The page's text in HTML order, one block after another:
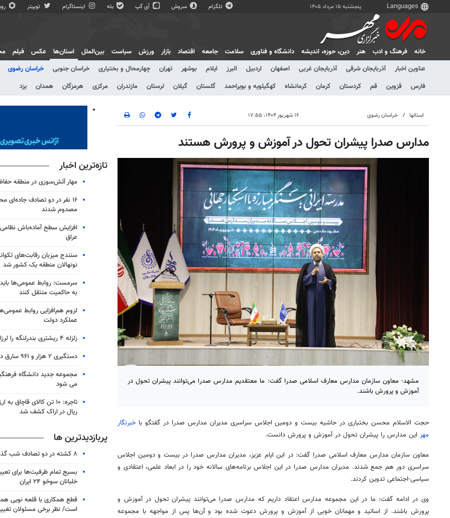
پنجشنبه ۱۵ مرداد ۱۴۰۵ تلگرام سروش آی گپ بله اینستاگرام توییتر
خانه فرهنگ و ادب هنر دين، حوزه، انديشه دانشگاه و فناوری سلامت جامعه اقتصاد بازار ورزش سیاست بین‌الملل
استان‌ها
عناوین اخبار
آذربایجان شرقی آذربایجان غربی اصفهان اردبیل البرز ایلام بوشهر تهران چهارمحال و بختیاری خراسان جنوبی خراسان رضوی
فارس
قزوین قم کردستان کرمان کرمانشاه کهگیلویه و بویراحمد گلستان گیلان لرستان مازندران مرکزی هرمزگان همدان یزد
عکس فیلم
استانها خراسان رضوی ۱۶ شهریور ۱۴۰۴، ۱۷:۵۵
مدارس صدرا پیشران تحول در آموزش و پرورش هستند
مشهد- معاون سازمان مدارس معارف اسلامی صدرا گفت: ما معتقدیم مدارس صدرا می‌توانند پیشران تحول در
آموزش و پرورش باشند.
حجت الاسلام محسن بختیاری در حاشیه بیست و دومین اجلاس سراسری مدیران مدارس صدرا در گفتگو با خبرنگار
مهر این مدارس را پیشران تحول در آموزش و پرورش دانست.
معاون سازمان مدارس معارف اسلامی صدرا گفت: در این ایام عزیز، مدیران مدارس صدرا در بیست و دومین اجلاس
سراسری دور هم جمع شدند. مدیران مدارس صدرا در این اجلاس برنامه‌های سالانه خود را در ابعاد علمی، اعتقادی و
سیاسی-اجتماعی تدوین کردند.
وی در ادامه گفت: ما در این مجموعه مدارس اعتقاد داریم که مدارس صدرا می‌توانند پیشران تحول در آموزش و
پرورش باشند. از اساتید و مهمانان خوبی از آموزش و پرورش دعوت شده بود و آن‌ها پس از مواجهه با مجموعه
تازه‌ترین اخبار
مهار آتش‌سوزی در منطقه
۱۶ نفر در دو تصادف جاده‌ای
مصدوم شدند
افزایش سطح آماده‌باش نظامی
عراق
سنندج میزبان رقابت‌های
نونهالان منطقه یک کشور شد
سرمست: روابط عمومی‌ها
به حاکمیت منتقل کنند
لزوم هم‌افزایی روابط‌
عملکرد دولت
زلزله ۴ ریشتری بندرلنگه را لرزاند
دستگیری ۲ هزار و ۹۶۱ سارق در آذربایجان‌شرقی
مجموعه جدید دانشگاه
می شود
ریال در اراک کشف شد
پربازدیدترین ها
۸ کشته در دو تصادف شب گذشته
بسیج تمام ظرفیت‌ها برای
خلبانان سوخو ۲۴ ایران
قطع همکاری با قلعه نویی
است/ نظر برخی مسئولان